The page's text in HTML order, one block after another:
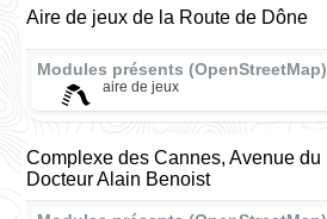
Aire de jeux de la Route de Dône
Modules présents (OpenStreetMap)
aire de jeux
Complexe des Cannes, Avenue du
Docteur Alain Benoist